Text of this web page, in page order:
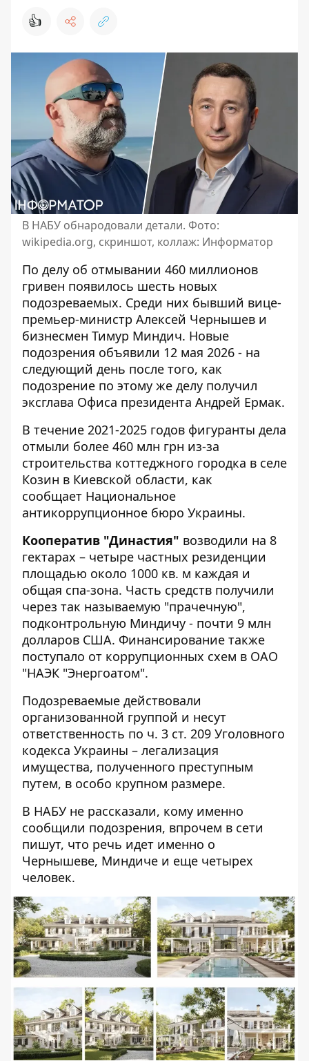
👍
В НАБУ обнародовали детали. Фото:
wikipedia.org, скриншот, коллаж: Информатор
По делу об отмывании 460 миллионов
гривен появилось шесть новых
подозреваемых. Среди них бывший вице-
премьер-министр Алексей Чернышев и
бизнесмен Тимур Миндич. Новые
подозрения объявили 12 мая 2026 - на
следующий день после того, как
подозрение по этому же делу получил
эксглава Офиса президента Андрей Ермак.
В течение 2021-2025 годов фигуранты дела
отмыли более 460 млн грн из-за
строительства коттеджного городка в селе
Козин в Киевской области, как
сообщает Национальное
антикоррупционное бюро Украины.
Кооператив "Династия" возводили на 8
гектарах – четыре частных резиденции
площадью около 1000 кв. м каждая и
общая спа-зона. Часть средств получили
через так называемую "прачечную",
подконтрольную Миндичу - почти 9 млн
долларов США. Финансирование также
поступало от коррупционных схем в ОАО
"НАЭК "Энергоатом".
Подозреваемые действовали
организованной группой и несут
ответственность по ч. 3 ст. 209 Уголовного
кодекса Украины – легализация
имущества, полученного преступным
путем, в особо крупном размере.
В НАБУ не рассказали, кому именно
сообщили подозрения, впрочем в сети
пишут, что речь идет именно о
Чернышеве, Миндиче и еще четырех
человек.